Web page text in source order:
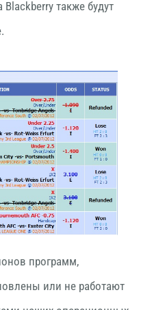
также будут
программ,
или не работают